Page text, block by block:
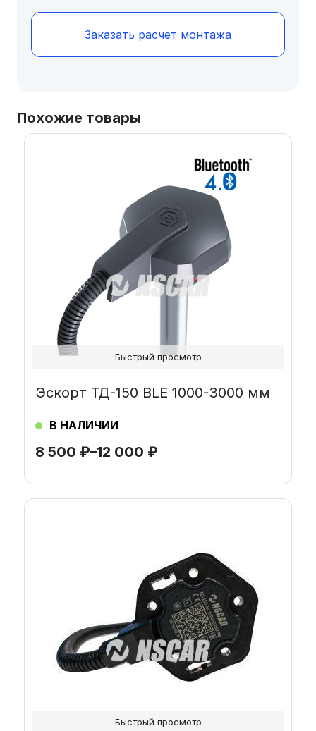
Заказать расчет монтажа
Похожие товары
8 500 ₽–12 000 ₽
Эскорт ТД-150 BLE 1000-3000 мм
В НАЛИЧИИ
имеет
несколько
вариаций.
Опции
можно
выбрать
на
странице
товара.
Быстрый просмотр
имеет
несколько
вариаций.
Опции
можно
выбрать
на
странице
Быстрый просмотр